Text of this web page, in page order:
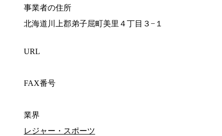
事業者の住所
北海道川上郡弟子屈町美里４丁目３−１
URL
FAX番号
業界
レジャー・スポーツ